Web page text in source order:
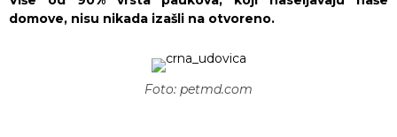
domove, nisu nikada izašli na otvoreno.
Foto: petmd.com